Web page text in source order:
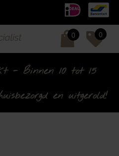
0 0
- Binnen 10 tot 15
en uitgerold!